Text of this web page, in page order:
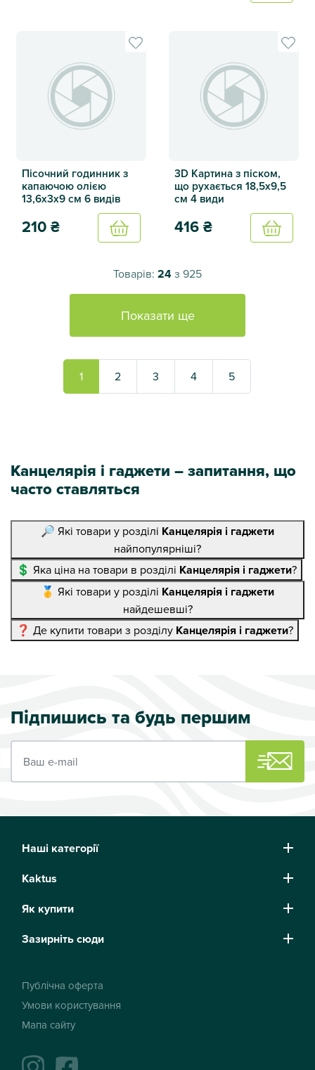
Пісочний годинник з
капаючою олією
13,6х3х9 см 6 видів
210₴
Купить
3D Картина з піском,
що рухається 18,5х9,5
см 4 види
416₴
Купить
Товарів: 24з 925
Показати ще
1 2 3 4 5
Канцелярія і гаджети – запитання, що
часто ставляться
🔎 Які товари у розділі Канцелярія і гаджети
найпопулярніші?
💲 Яка ціна на товари в розділі Канцелярія і гаджети?
🥇 Які товари у розділі Канцелярія і гаджети
найдешевші?
❓ Де купити товари з розділу Канцелярія і гаджети?
Підпишись та будь першим
Ваш e-mail
Наші категорії
Kaktus
Як купити
Зазирніть сюди
Публічна оферта
Умови користування
Мапа сайту
instagramfacebook